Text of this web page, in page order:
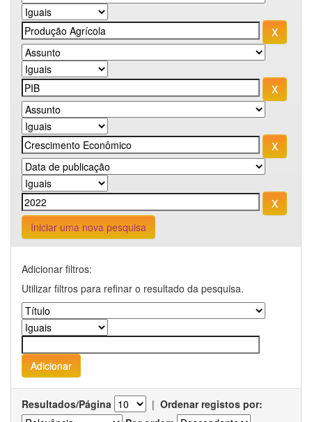
Iniciar uma nova pesquisa
Adicionar filtros:
Utilizar filtros para refinar o resultado da pesquisa.
Resultados/Página | Ordenar registos por: